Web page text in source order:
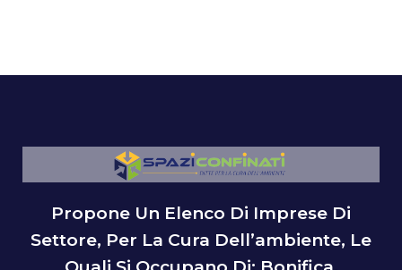
Propone Un Elenco Di Imprese Di
Settore, Per La Cura Dell’ambiente, Le